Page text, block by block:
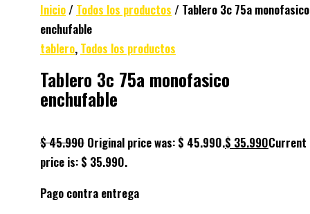
Inicio/ Todos los productos / Tablero 3c 75a monofasico
enchufable
tablero, Todos los productos
Tablero 3c 75a monofasico
enchufable
$45.990 Original price was: $ 45.990.$ 35.990Current
price is: $ 35.990.
Pago contra entrega